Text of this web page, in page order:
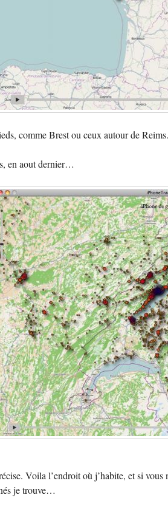
comme Brest ou ceux autour de
en aout dernier…
Voila l’endroit où j’habite, et si
je trouve…